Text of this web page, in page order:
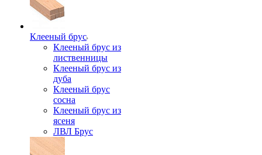
Клееный брус
Клееный брус из
лиственницы
Клееный брус из
дуба
Клееный брус
сосна
Клееный брус из
ясеня
ЛВЛ Брус